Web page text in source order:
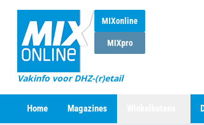
MIXonline
MIXpro
Vakinfo voor DHZ-(r)etail
Home Magazines